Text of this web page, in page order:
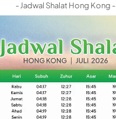
- Jadwal Shalat Hong Kong -